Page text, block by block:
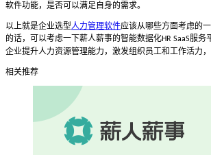
软件功能，是否可以满足自身的需求。
以上就是企业选型人力管理软件应该从哪些方面考虑的
的话，可以考虑一下薪人薪事的智能数据化HR SaaS服务
企业提升人力资源管理能力，激发组织员工和工作活力
相关推荐